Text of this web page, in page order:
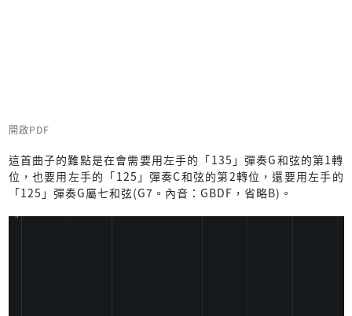
開啟PDF
這首曲子的難點是在會需要用左手的「135」彈奏G和弦的第1轉
位，也要用左手的「125」彈奏C和弦的第2轉位，還要用左手的
「125」彈奏G屬七和弦(G7。內音：GBDF，省略B)。